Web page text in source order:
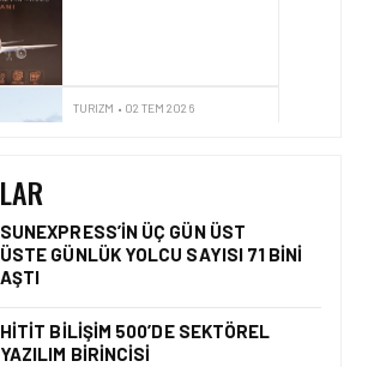
TURIZM • 02 TEM 2026
UCUZABILET, HAVA YOLU
İÇERIK ALTYAPISINDA
AIRVIATECH’I TERCIH ETTI
SUNEXPRESS’IN ÜÇ GÜN ÜST
ÜSTE GÜNLÜK YOLCU SAYISI 71 BINI
AŞTI
HITIT BILIŞIM 500’DE SEKTÖREL
YAZILIM BIRINCISI